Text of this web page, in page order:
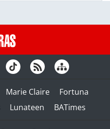
Marie Claire
Fortuna
Lunateen BATimes